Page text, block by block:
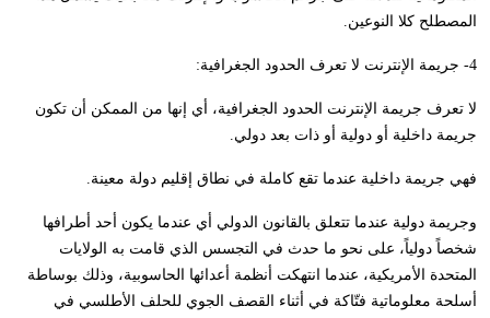
المصطلح كلا النوعين.
4- جريمة الإنترنت لا تعرف الحدود الجغرافية:
لا تعرف جريمة الإنترنت الحدود الجغرافية، أي إنها من الممكن أن تكون
جريمة داخلية أو دولية أو ذات بعد دولي.
فهي جريمة داخلية عندما تقع كاملة في نطاق إقليم دولة معينة.
وجريمة دولية عندما تتعلق بالقانون الدولي أي عندما يكون أحد أطرافها
شخصاً دولياً، على نحو ما حدث في التجسس الذي قامت به الولايات
المتحدة الأمريكية، عندما انتهكت أنظمة أعدائها الحاسوبية، وذلك بوساطة
أسلحة معلوماتية فتّاكة في أثناء القصف الجوي للحلف الأطلسي في